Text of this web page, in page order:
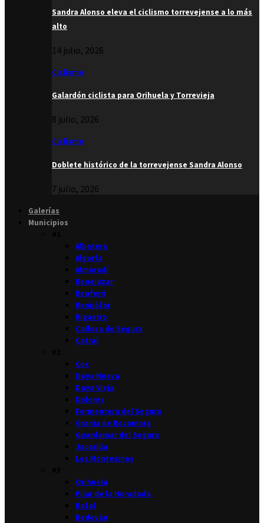
Sandra Alonso eleva el ciclismo torrevejense a lo más
alto
14 julio, 2026
Ciclismo
Galardón ciclista para Orihuela y Torrevieja
8 julio, 2026
Ciclismo
Doblete histórico de la torrevejense Sandra Alonso
7 julio, 2026
Galerías
Municipios
Albatera
Algorfa
Almoradí
Benejúzar
Benferri
Benijófar
Bigastro
Callosa de Segura
Catral
Cox
Daya Nueva
Daya Vieja
Dolores
Formentera del Segura
Granja de Rocamora
Guardamar del Segura
Jacarilla
Los Montesinos
Orihuela
Pilar de la Horadada
Rafal
Redován